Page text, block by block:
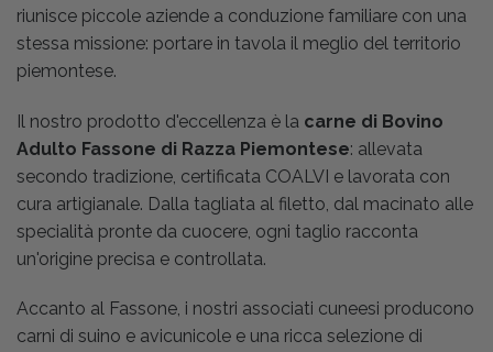
riunisce piccole aziende a conduzione familiare con una
stessa missione: portare in tavola il meglio del territorio
piemontese.
Il nostro prodotto d'eccellenza è la carne di Bovino
Adulto Fassone di Razza Piemontese: allevata
secondo tradizione, certificata COALVI e lavorata con
cura artigianale. Dalla tagliata al filetto, dal macinato alle
specialità pronte da cuocere, ogni taglio racconta
un'origine precisa e controllata.
Accanto al Fassone, i nostri associati cuneesi producono
carni di suino e avicunicole e una ricca selezione di